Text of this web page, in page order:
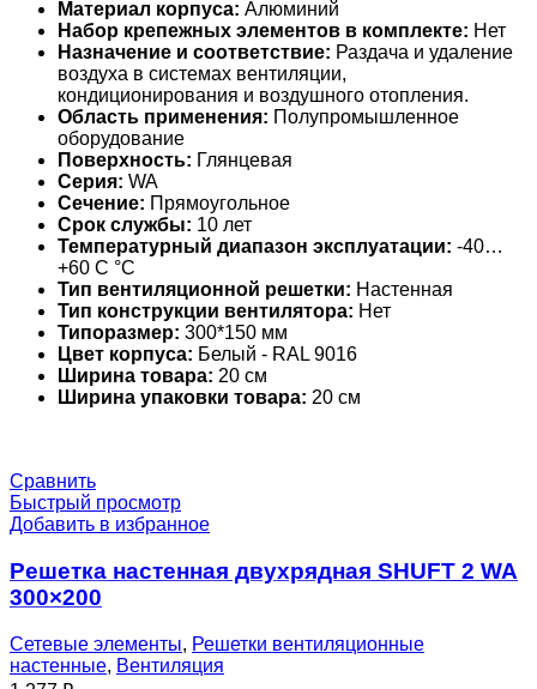
Материал корпуса: Алюминий
Набор крепежных элементов в комплекте: Нет
Назначение и соответствие: Раздача и удаление
воздуха в системах вентиляции,
кондиционирования и воздушного отопления.
Область применения: Полупромышленное
оборудование
Поверхность: Глянцевая
Серия: WA
Сечение: Прямоугольное
Срок службы: 10 лет
Температурный диапазон эксплуатации: -40…
+60 С °С
Тип вентиляционной решетки: Настенная
Тип конструкции вентилятора: Нет
Типоразмер: 300*150 мм
Цвет корпуса: Белый - RAL 9016
Ширина товара: 20 см
Ширина упаковки товара: 20 см
Сравнить
Быстрый просмотр
Добавить в избранное
Решетка настенная двухрядная SHUFT 2 WA
300×200
Сетевые элементы, Решетки вентиляционные
настенные, Вентиляция